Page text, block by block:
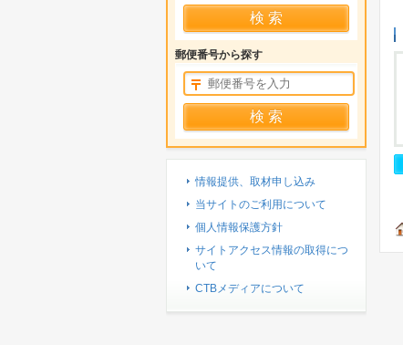
郵便番号から探す
情報提供、取材申し込み
当サイトのご利用について
個人情報保護方針
サイトアクセス情報の取得につ
いて
CTBメディアについて